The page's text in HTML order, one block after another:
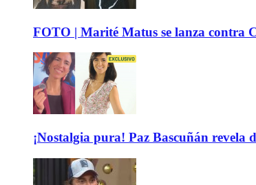
FOTO | Marité Matus se lanza contra
¡Nostalgia pura! Paz Bascuñán revela